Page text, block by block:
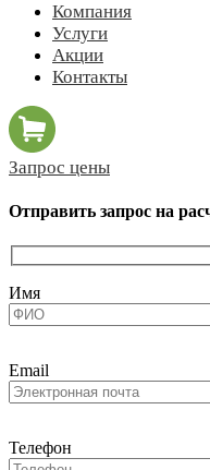
Компания
Услуги
Акции
Контакты
Запрос цены
Отправить запрос на
Имя
Email
Телефон